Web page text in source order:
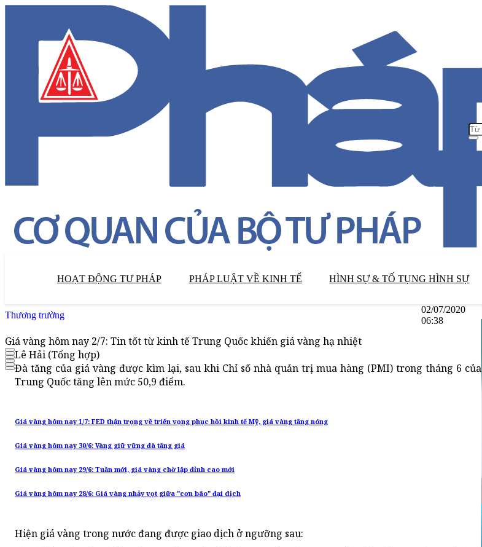
HOẠT ĐỘNG TƯ PHÁP PHÁP LUẬT VỀ KINH TẾ HÌNH SỰ & TỐ TỤNG HÌNH SỰ
Thương trường
02/07/2020
06:38
Giá vàng hôm nay 2/7: Tin tốt từ kinh tế Trung Quốc khiến giá vàng hạ nhiệt
Lê Hải (Tổng hợp)
Đà tăng của giá vàng được kìm lại, sau khi Chỉ số nhà quản trị mua hàng (PMI) trong tháng 6 của
Trung Quốc tăng lên mức 50,9 điểm.
Giá vàng hôm nay 1/7: FED thận trọng về triển vọng phục hồi kinh tế Mỹ, giá vàng tăng nóng
Giá vàng hôm nay 30/6: Vàng giữ vững đà tăng giá
Giá vàng hôm nay 29/6: Tuần mới, giá vàng chờ lập đỉnh cao mới
Giá vàng hôm nay 28/6: Giá vàng nhảy vọt giữa "cơn bão" đại dịch
Hiện giá vàng trong nước đang được giao dịch ở ngưỡng sau: